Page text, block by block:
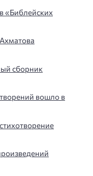
«Библейских
сборник
вошло в